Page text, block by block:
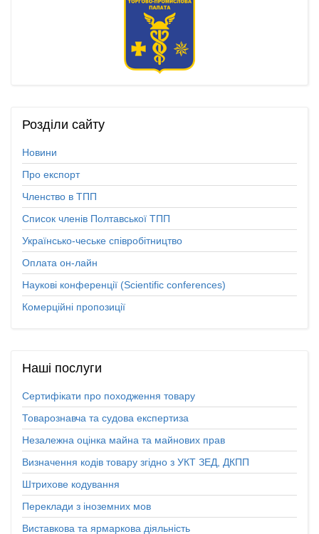
Розділи сайту
Новини
Про експорт
Членство в ТПП
Список членів Полтавської ТПП
Українсько-чеське співробітництво
Оплата он-лайн
Наукові конференції (Scientific conferences)
Комерційні пропозиції
Наші послуги
Сертифікати про походження товару
Товарознавча та судова експертиза
Незалежна оцінка майна та майнових прав
Визначення кодів товару згідно з УКТ ЗЕД, ДКПП
Штрихове кодування
Переклади з іноземних мов
Виставкова та ярмаркова діяльність